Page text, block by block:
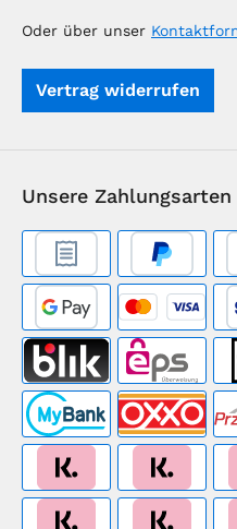
Oder über unser
Vertrag widerrufen
Unsere Zahlungsarten